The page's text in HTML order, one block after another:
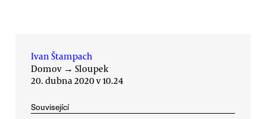
Ivan Štampach
Domov → Sloupek
20. dubna 2020 v 10.24
Související